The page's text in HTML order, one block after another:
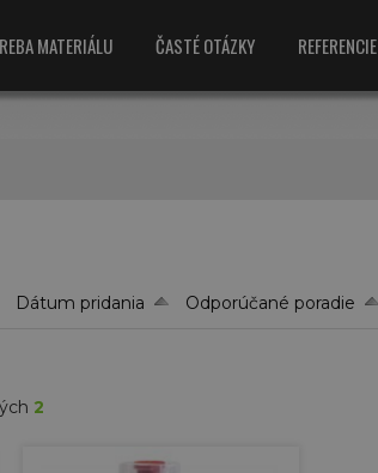
MATERIÁLU ČASTÉ OTÁZKY REFERENCIE
Dátum pridania Odporúčané poradie
2